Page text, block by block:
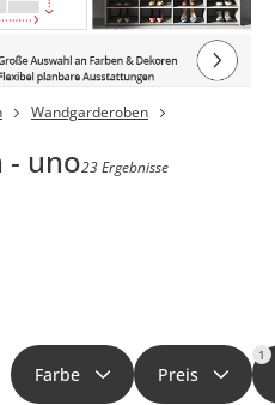
Wandgarderoben
- uno23 Ergebnisse
Farbe Preis
1